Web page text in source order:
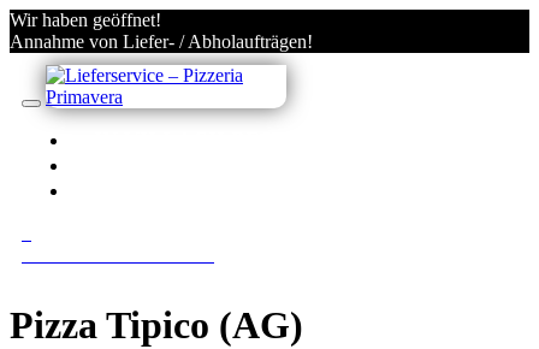
Wir haben geöffnet!
Annahme von Liefer- / Abholaufträgen!
Pizza Tipico (AG)